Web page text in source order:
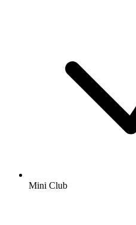
Mini Club